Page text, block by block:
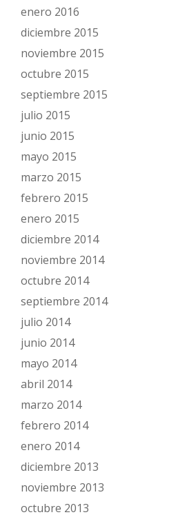
enero 2016
diciembre 2015
noviembre 2015
octubre 2015
septiembre 2015
julio 2015
junio 2015
mayo 2015
marzo 2015
febrero 2015
enero 2015
diciembre 2014
noviembre 2014
octubre 2014
septiembre 2014
julio 2014
junio 2014
mayo 2014
abril 2014
marzo 2014
febrero 2014
enero 2014
diciembre 2013
noviembre 2013
octubre 2013